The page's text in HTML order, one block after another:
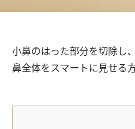
小鼻のはった部分を切除し
鼻全体をスマートに見せる方